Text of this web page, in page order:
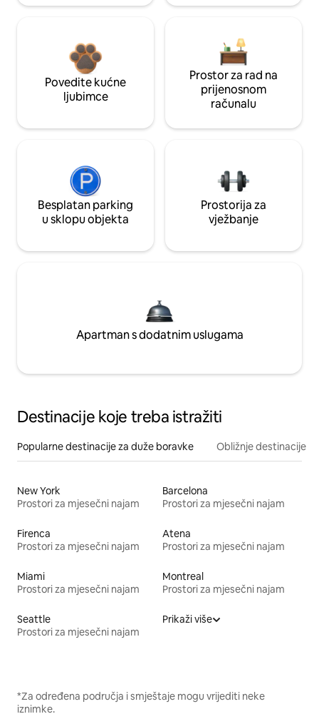
Povedite kućne
ljubimce
Prostor za rad na
prijenosnom
računalu
Besplatan parking
u sklopu objekta
Prostorija za
vježbanje
Apartman s dodatnim uslugama
Destinacije koje treba istražiti
Popularne destinacije za duže boravke Obližnje destinacije
New York
Prostori za mjesečni najam
Barcelona
Prostori za mjesečni najam
Firenca
Prostori za mjesečni najam
Atena
Prostori za mjesečni najam
Miami
Prostori za mjesečni najam
Montreal
Prostori za mjesečni najam
Seattle
Prostori za mjesečni najam
Prikaži više
*Za određena područja i smještaje mogu vrijediti neke
iznimke.